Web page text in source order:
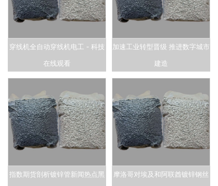
穿线机全自动穿线机电工 - 科技
在线观看
加速工业转型晋级 推进数字城市
建造
指数期货剖析镀锌管新闻热点黑
摩洛哥对埃及和阿联酋镀锌钢丝